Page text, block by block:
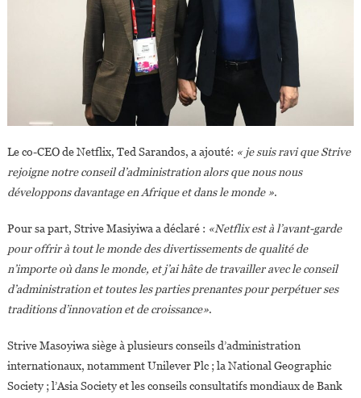
Le co-CEO de Netflix, Ted Sarandos, a ajouté: « je suis ravi que Strive
rejoigne notre conseil d’administration alors que nous nous
développons davantage en Afrique et dans le monde ».
Pour sa part, Strive Masiyiwa a déclaré : «Netflix est à l’avant-garde
pour offrir à tout le monde des divertissements de qualité de
n’importe où dans le monde, et j’ai hâte de travailler avec le conseil
d’administration et toutes les parties prenantes pour perpétuer ses
traditions d’innovation et de croissance».
Strive Masoyiwa siège à plusieurs conseils d’administration
internationaux, notamment Unilever Plc ; la National Geographic
Society ; l’Asia Society et les conseils consultatifs mondiaux de Bank